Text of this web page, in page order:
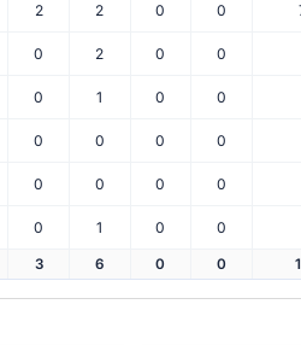
2 2 0 0
0 2 0 0
0 1 0 0
0 0 0 0
0 0 0 0
0 1 0 0
3 6 0 0